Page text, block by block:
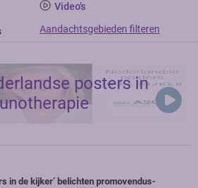
Video's
Aandachtsgebieden filteren
posters in
in de kijker’ belichten promovendus-